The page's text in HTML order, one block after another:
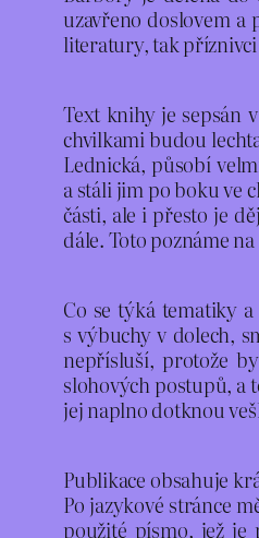
uzavřeno doslovem
literatury, tak
Text knihy je sepsán
chvilkami budou
Lednická, působí
a stáli jim po boku ve
části, ale i přesto je
dále. Toto poznáme
Co se týká tematiky
s výbuchy v dolech,
nepřísluší, protože
slohových postupů, a
jej naplno dotknou
Publikace obsahuje
Po jazykové stránce
použité písmo, jež